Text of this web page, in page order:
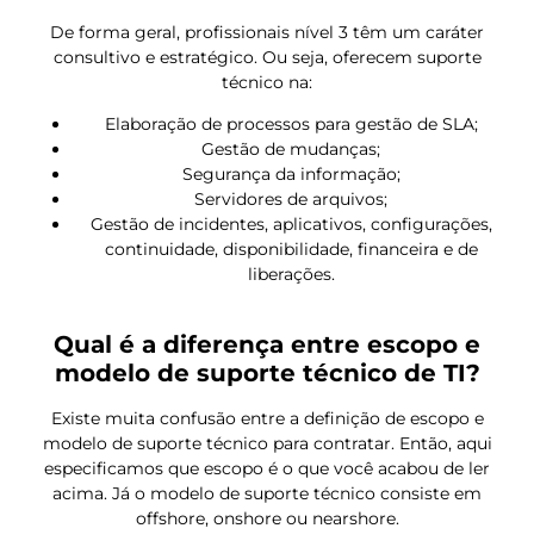
De forma geral, profissionais nível 3 têm um caráter
consultivo e estratégico. Ou seja, oferecem suporte
técnico na:
Elaboração de processos para gestão de SLA;
Gestão de mudanças;
Segurança da informação;
Servidores de arquivos;
Gestão de incidentes, aplicativos, configurações,
continuidade, disponibilidade, financeira e de
liberações.
Qual é a diferença entre escopo e
modelo de suporte técnico de TI?
Existe muita confusão entre a definição de escopo e
modelo de suporte técnico para contratar. Então, aqui
especificamos que escopo é o que você acabou de ler
acima. Já o modelo de suporte técnico consiste em
offshore, onshore ou nearshore.